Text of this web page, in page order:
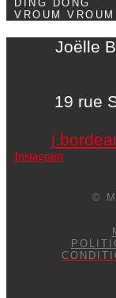
DING DONG
VROUM VROUM
Joëlle
19 rue
Instagram
©